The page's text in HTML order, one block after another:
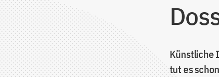
Künstliche
tut es